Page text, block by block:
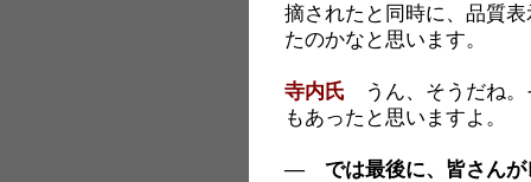
摘されたと同時に、品質
たのかなと思います。
寺内氏 うん、そうだね。
もあったと思いますよ。
― では最後に、皆さんが